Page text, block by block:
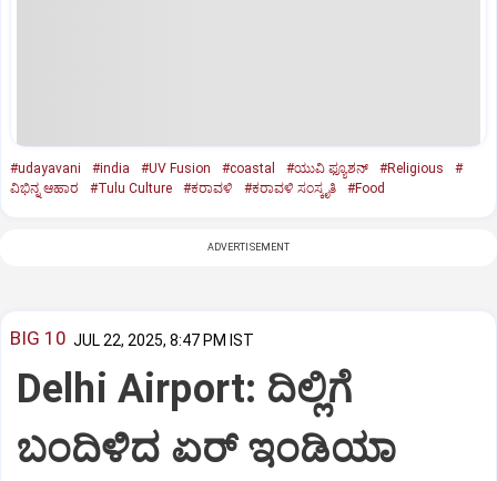
#udayavani #india #UV Fusion #coastal #ಯುವಿ ಫ್ಯೂಶನ್ #Religious
#
ವಿಭಿನ್ನ ಆಹಾರ
#Tulu Culture #ಕರಾವಳಿ #ಕರಾವಳಿ ಸಂಸ್ಕೃತಿ #Food
ADVERTISEMENT
BIG 10 JUL 22, 2025, 8:47 PM IST
Delhi Airport: ದಿಲ್ಲಿಗೆ
ಬಂದಿಳಿದ ಏರ್‌ ಇಂಡಿಯಾ